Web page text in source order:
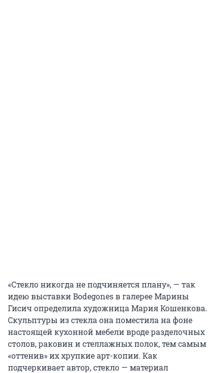
«Стекло никогда не подчиняется плану», — так
идею выставки Bodegones в галерее Марины
Гисич определила художница Мария Кошенкова.
Скульптуры из стекла она поместила на фоне
настоящей кухонной мебели вроде разделочных
столов, раковин и стеллажных полок, тем самым
«оттенив» их хрупкие арт-копии. Как
подчеркивает автор, стекло — материал